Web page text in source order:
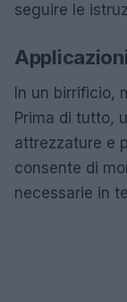
seguire le
In un birrificio,
Prima di tutto,
attrezzature e
consente di
necessarie in